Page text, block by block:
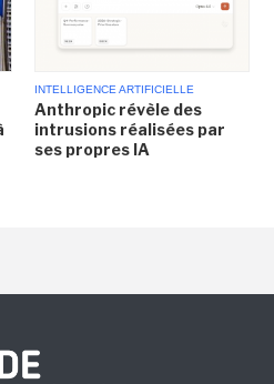
INTELLIGENCE ARTIFICIELLE
Anthropic révèle des
intrusions réalisées par
ses propres IA